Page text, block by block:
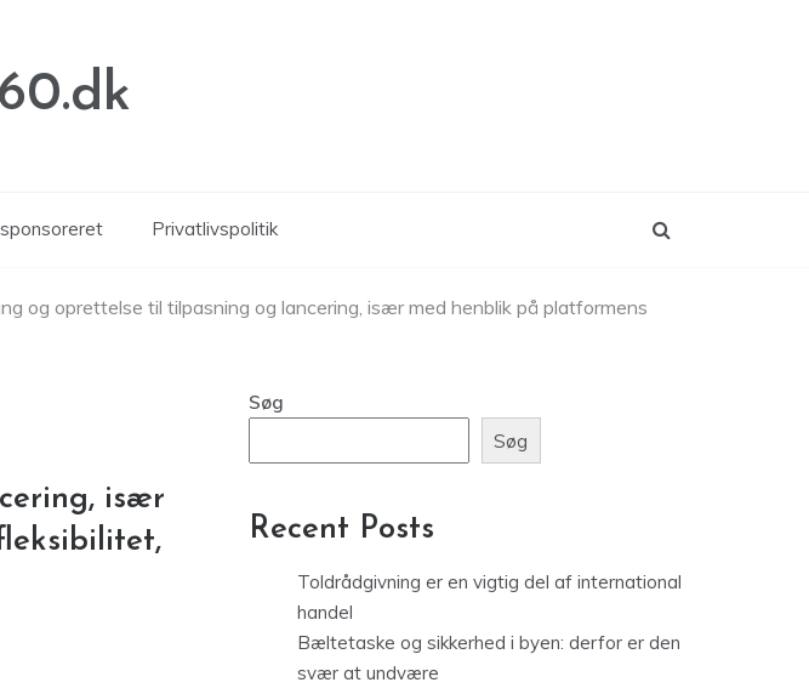
Privatlivspolitik
og oprettelse til tilpasning og lancering, især med henblik på platformens
især
Søg
Søg
Recent Posts
Toldrådgivning er en vigtig del af international
handel
Bæltetaske og sikkerhed i byen: derfor er den
svær at undvære